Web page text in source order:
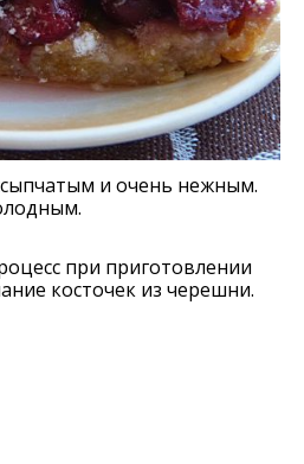
и очень нежным.
при приготовлении
косточек из черешни.